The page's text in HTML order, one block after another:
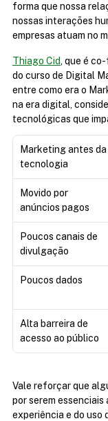
forma que nossa
nossas interações
empresas atuam no
Thiago Cid, que é
do curso de Digital
entre como era o
na era digital,
tecnológicas que
Marketing antes da
tecnologia
Movido por
anúncios pagos
Poucos canais de
divulgação
Poucos dados
Alta barreira de
acesso ao público
Vale reforçar que
por serem
experiência e do uso